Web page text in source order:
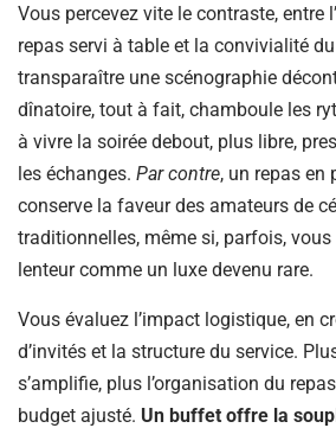
Vous percevez vite le contraste, entre
repas servi à table et la convivialité
transparaître une scénographie
dînatoire, tout à fait, chamboule les
à vivre la soirée debout, plus libre,
les échanges. Par contre, un repas en
conserve la faveur des amateurs de
traditionnelles, même si, parfois, vous
lenteur comme un luxe devenu rare.
Vous évaluez l’impact logistique, en
d’invités et la structure du service.
s’amplifie, plus l’organisation du
budget ajusté. Un buffet offre la